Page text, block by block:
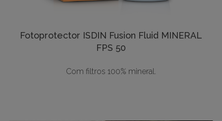
Fotoprotector ISDIN Fusion Fluid MINERAL
FPS 50
Com filtros 100% mineral.